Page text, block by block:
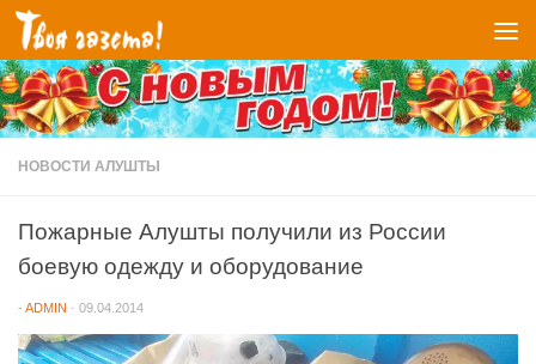
Перейти к содержимому
НОВОСТИ АЛУШТЫ
Пожарные Алушты получили из России
боевую одежду и оборудование
- ADMIN · 09.04.2014